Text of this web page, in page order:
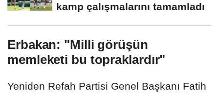
kamp çalışmalarını tamamladı
Erbakan: "Milli görüşün
memleketi bu topraklardır"
Yeniden Refah Partisi Genel Başkanı Fatih